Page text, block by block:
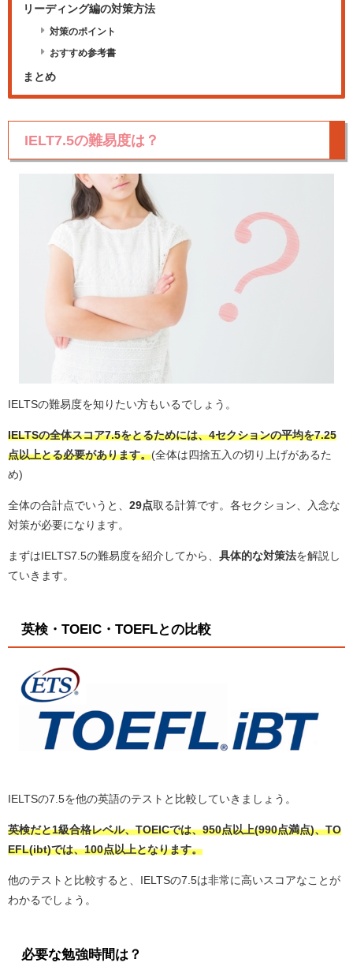
リーディング編の対策方法
対策のポイント
おすすめ参考書
まとめ
IELT7.5の難易度は？
IELTSの難易度を知りたい方もいるでしょう。
IELTSの全体スコア7.5をとるためには、4セクションの平均を7.25
点以上とる必要があります。(全体は四捨五入の切り上げがあるた
め)
全体の合計点でいうと、 29点取る計算です。各セクション、入念な
対策が必要になります。
まずはIELTS7.5の難易度を紹介してから、 具体的な対策法を解説し
ていきます。
英検・TOEIC・TOEFLとの比較
IELTSの7.5を他の英語のテストと比較していきましょう。
英検だと1級合格レベル、TOEICでは、950点以上(990点満点)、TO
EFL(ibt)では、100点以上となります。
他のテストと比較すると、IELTSの7.5は非常に高いスコアなことが
わかるでしょう。
必要な勉強時間は？